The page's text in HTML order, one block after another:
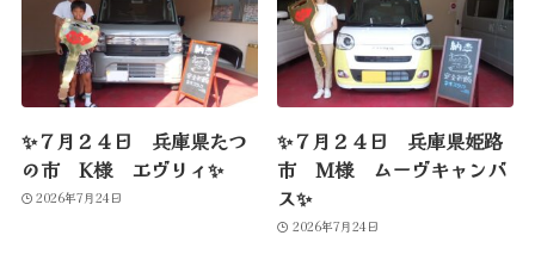
✨７月２４日 兵庫県たつ
の市 K様 エヴリィ✨
2026年7月24日
✨７月２４日 兵庫県姫路
市 M様 ムーヴキャンバ
ス✨
2026年7月24日